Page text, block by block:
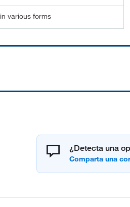
various forms
¿Detecta una